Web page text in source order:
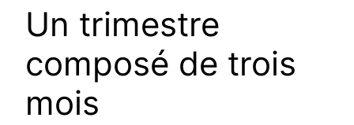
Un trimestre
composé de trois
mois